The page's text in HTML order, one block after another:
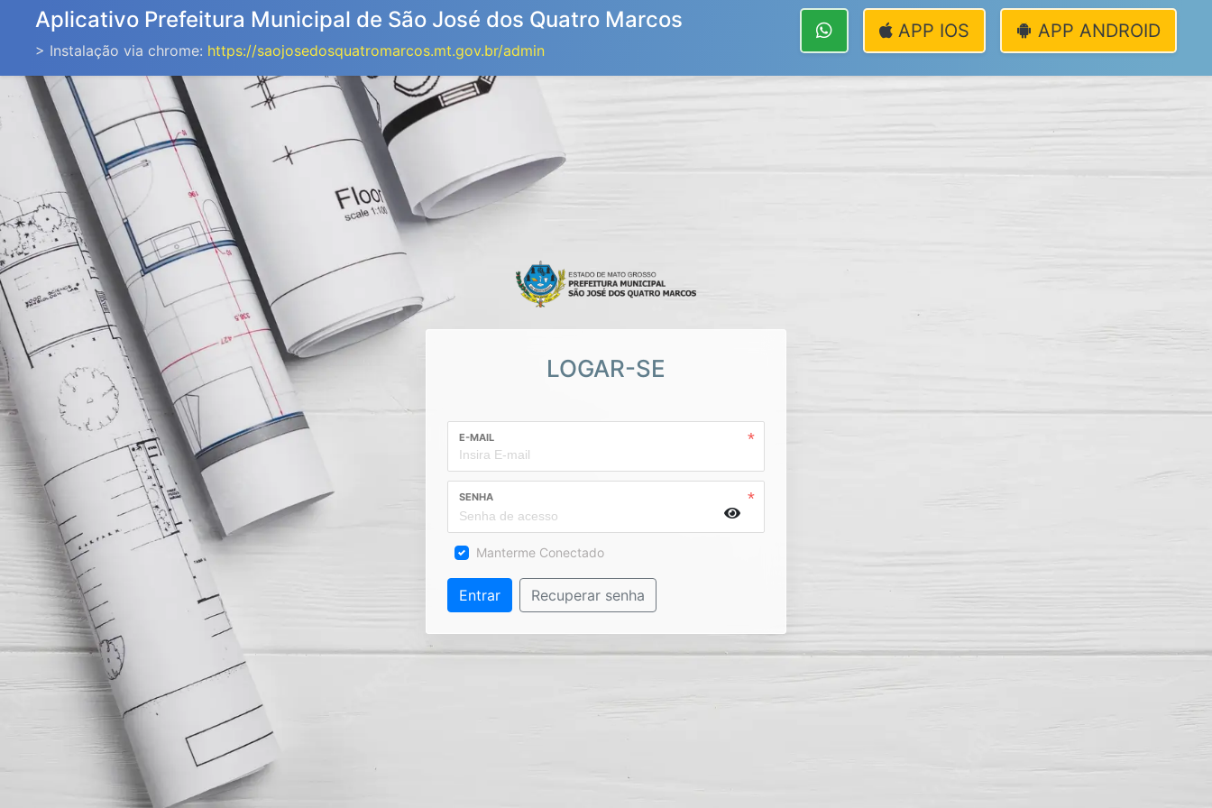
Aplicativo Prefeitura Municipal de São José dos Quatro Marcos
> Instalação via chrome: https://saojosedosquatromarcos.mt.gov.br/admin
APP ANDROID
APP IOS
LOGAR-SE
E-MAIL
SENHA
Manterme Conectado
Entrar Recuperar senha